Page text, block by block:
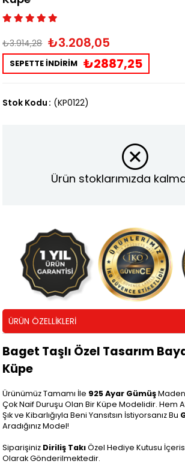
₺3.914,28 ₺3.208,05
SEPETTE İNDİRİM ₺2887,25
Stok Kodu (KP0122)
Ürün stoklarımızda
ÜRÜN ÖZELLIKLERI
Baget Taşlı Özel Tasarım
Küpe
Ürünümüz Tamamı İle 925 Ayar Gümüş
Çok Naif Duruşu Olan Bir Küpe Modelidir. Hem
Şık ve Kibarlığıyla Beni Yansıtsın İstiyorsanız Bu
Aradığınız Model!
Siparişiniz Diriliş TakıÖzel Hediye Kutusu
Olarak Gönderilmektedir.